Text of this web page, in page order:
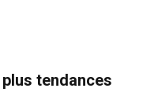
tendances